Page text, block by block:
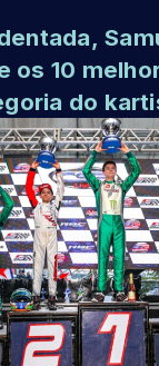
os 10
do